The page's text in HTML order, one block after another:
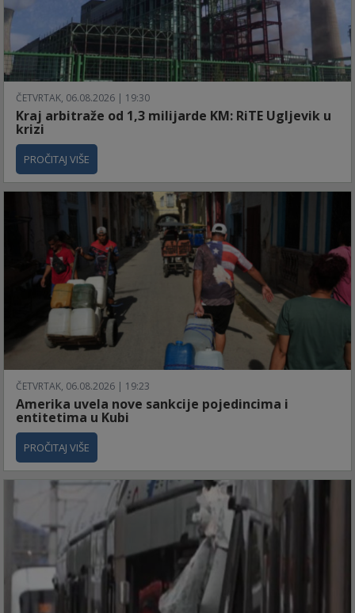
ČETVRTAK, 06.08.2026 | 19:30
Kraj arbitraže od 1,3 milijarde KM: RiTE Ugljevik u
krizi
PROČITAJ VIŠE
ČETVRTAK, 06.08.2026 | 19:23
Amerika uvela nove sankcije pojedincima i
entitetima u Kubi
PROČITAJ VIŠE